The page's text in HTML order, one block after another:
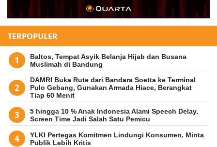
TERPOPULER
Baltos, Tempat Asyik Belanja Hijab dan Busana
Muslimah di Bandung
DAMRI Buka Rute dari Bandara Soetta ke Terminal
Pulo Gebang, Gunakan Armada Hiace, Berangkat
Tiap 60 Menit
5 hingga 10 % Anak Indonesia Alami Speech Delay,
Screen Time Jadi Salah Satu Pemicu
YLKI Pertegas Komitmen Lindungi Konsumen, Minta
Publik Lebih Kritis